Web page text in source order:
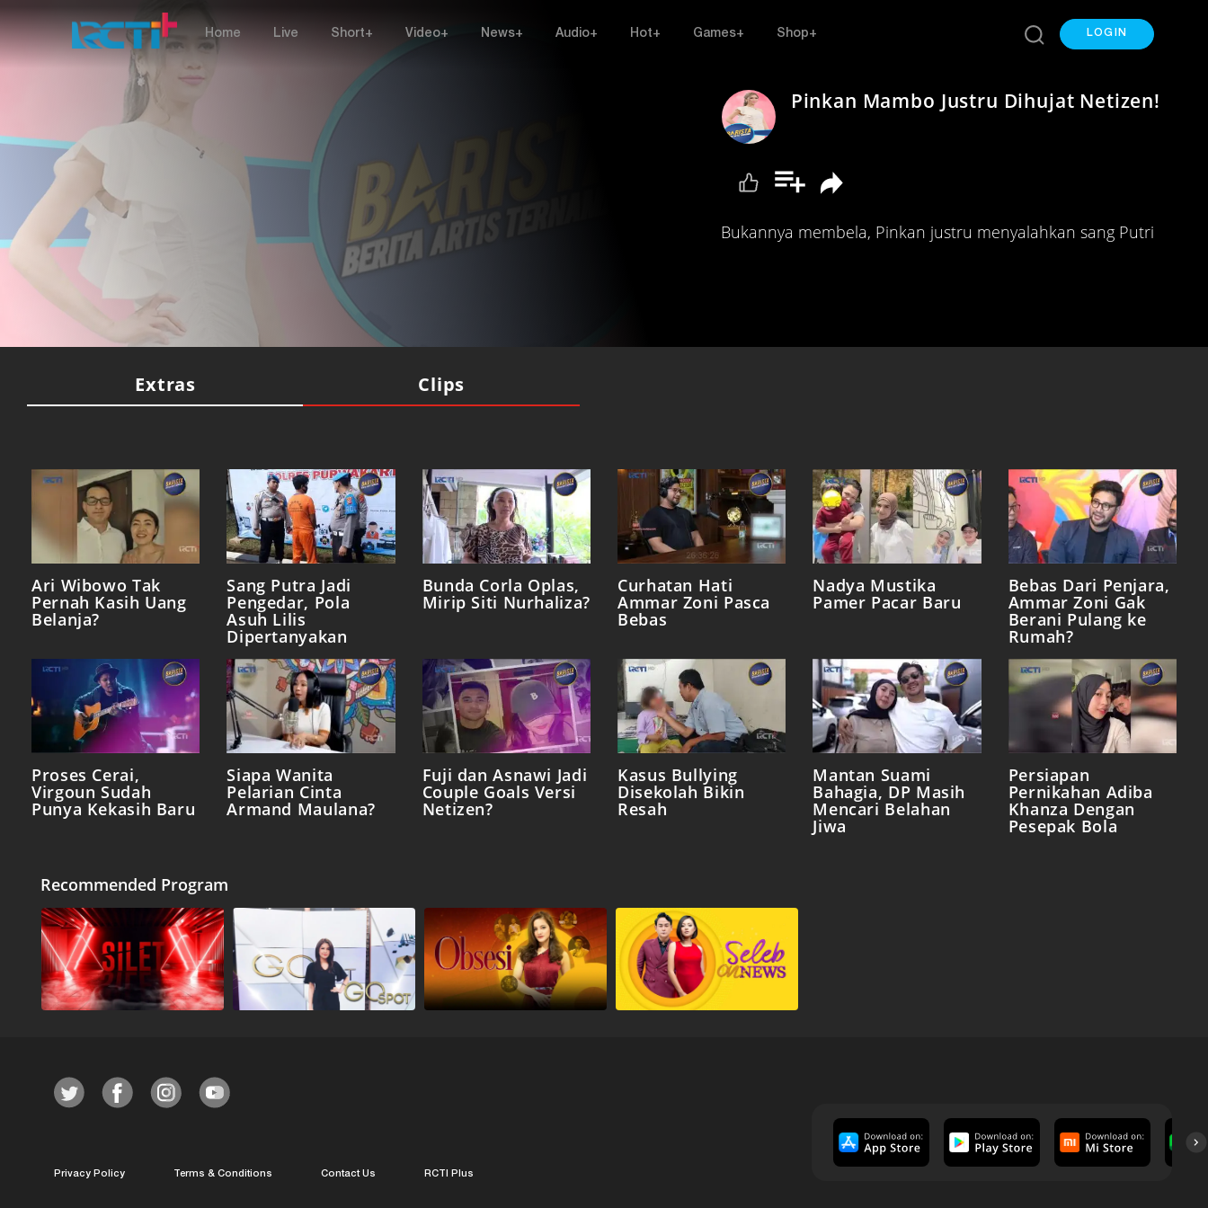
Home Live Short+ Video+ News+ Audio+ Hot+ Games+ Shop+ LOGIN
Pinkan Mambo Justru Dihujat Netizen!
Bukannya membela, Pinkan justru menyalahkan sang Putri
Extras Clips
Ari Wibowo Tak
Pernah Kasih Uang
Belanja?
Sang Putra Jadi
Pengedar, Pola
Asuh Lilis
Dipertanyakan
Bunda Corla Oplas,
Mirip Siti Nurhaliza?
Curhatan Hati
Ammar Zoni Pasca
Bebas
Nadya Mustika
Pamer Pacar Baru
Bebas Dari Penjara,
Ammar Zoni Gak
Berani Pulang ke
Rumah?
Proses Cerai,
Virgoun Sudah
Punya Kekasih Baru
Siapa Wanita
Pelarian Cinta
Armand Maulana?
Fuji dan Asnawi Jadi
Couple Goals Versi
Netizen?
Kasus Bullying
Disekolah Bikin
Resah
Mantan Suami
Bahagia, DP Masih
Mencari Belahan
Jiwa
Persiapan
Pernikahan Adiba
Khanza Dengan
Pesepak Bola
Recommended Program
Privacy Policy Terms & Conditions Contact Us RCTI Plus